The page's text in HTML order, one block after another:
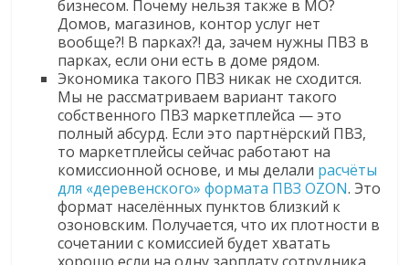
бизнесом. Почему нельзя также в МО?
Домов, магазинов, контор услуг нет
вообще?! В парках?! да, зачем нужны ПВЗ в
парках, если они есть в доме рядом.
Экономика такого ПВЗ никак не сходится.
Мы не рассматриваем вариант такого
собственного ПВЗ маркетплейса — это
полный абсурд. Если это партнёрский ПВЗ,
то маркетплейсы сейчас работают на
комиссионной основе, и мы делали расчёты
для «деревенского» формата ПВЗ OZON. Это
формат населённых пунктов близкий к
озоновским. Получается, что их плотности в
сочетании с комиссией будет хватать